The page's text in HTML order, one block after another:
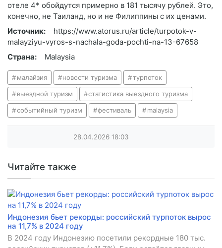
отеле 4* обойдутся примерно в 181 тысячу рублей. Это,
конечно, не Таиланд, но и не Филиппины с их ценами.
Источник:
https://www.atorus.ru/article/turpotok-v-
malayziyu-vyros-s-nachala-goda-pochti-na-13-67658
Страна:
Malaysia
малайзия новости туризма турпоток
выездной туризм статистика выездного туризма
событийный туризм фестиваль malaysia
28.04.2026 18:03
Читайте также
Индонезия бьет рекорды: российский турпоток вырос
на 11,7% в 2024 году
В 2024 году Индонезию посетили рекордные 180 тыс.